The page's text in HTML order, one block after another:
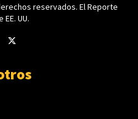
reservados. El Reporte
UU.